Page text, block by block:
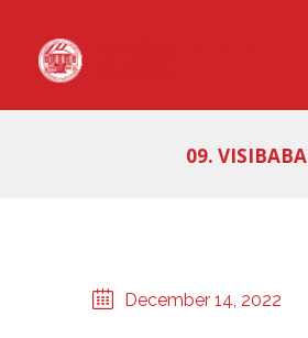
09. VISIBABA
December 14, 2022